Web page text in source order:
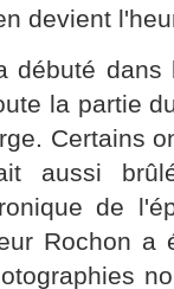
devient
débuté dans
la partie
Certains
aussi
de
Rochon a